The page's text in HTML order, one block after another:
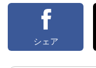
シェア